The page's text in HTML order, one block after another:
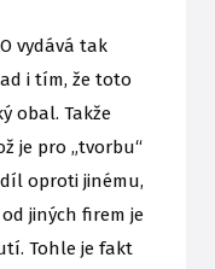
vydává tak
i tím, že toto
obal. Takže
je pro „tvorbu“
oproti jinému,
jiných firem je
Tohle je fakt